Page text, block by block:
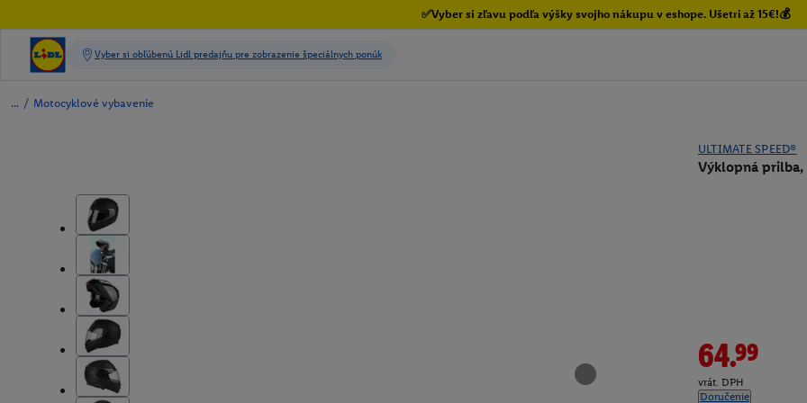
✅Vyber si zľavu podľa výšky svojho nákupu v eshope. Ušetri až 15€!💰
/ Motocyklové vybavenie
ULTIMATE SPEED®
Výklopná prilba,
64.99
vrát. DPH
Doručenie